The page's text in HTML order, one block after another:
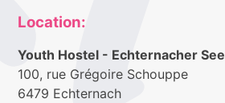
Location:
Youth Hostel - Echternacher See
100, rue Grégoire Schouppe
6479 Echternach